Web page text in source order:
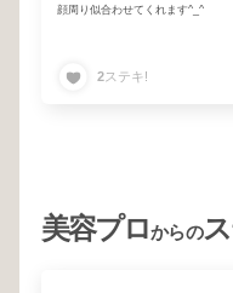
顔周り似合わせてくれます^_^
2ステキ!
美容プロからの